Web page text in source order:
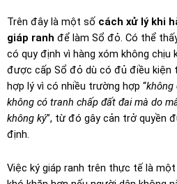
Trên đây là một số cách xử lý khi
giáp ranh để làm Sổ đỏ. Có thể
có quy định vì hàng xóm không chịu
được cấp Sổ đỏ dù có đủ điều kiện
hợp lý vì có nhiều trường hợp “không
không có tranh chấp đất đai mà do
không ký”, từ đó gây cản trở quyền
định.
Việc ký giáp ranh trên thực tế là